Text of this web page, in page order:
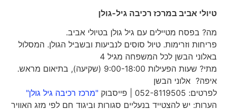
טיולי אביב במרכז רכיבה גיל-גולן
מה? בפסח מטיילים עם גיל גולן בטיולי אביב.
פריחות וזרימות. טיול סוסים לנביעות ובשביל הגולן. המסלול
באלוני הבשן לכל המשפחה מגיל 4
מתי? שעות הפעילות 9:00-18:00 (שקיעה), בתיאום מראש.
איפה? אלוני הבשן
לפרטים: 052-8119505 | פייסבוק
"מרכז רכיבה גיל גולן"
הערות: יש להצטייד בנעליים סגורות וביגוד חם לפי מזג האוויר